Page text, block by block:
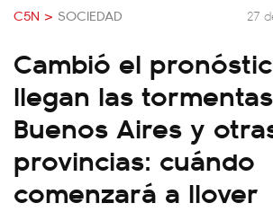
C5N > SOCIEDAD 27
Cambió el
llegan las
Buenos Aires y
provincias: cuándo
comenzará a llover